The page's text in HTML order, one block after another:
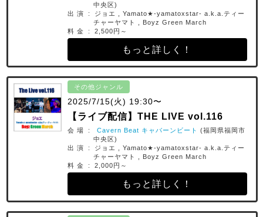
中央区)
出 演 : ジョエ , Yamato★-yamatoxstar- a.k.a.ティー
チャーヤマト , Boyz Green March
料 金 : 2,500円～
もっと詳しく！
その他ジャンル
2025/7/15(火) 19:30〜
【ライブ配信】THE LIVE vol.116
会 場 : Cavern Beat キャバーンビート (福岡県福岡市
中央区)
出 演 : ジョエ , Yamato★-yamatoxstar- a.k.a.ティー
チャーヤマト , Boyz Green March
料 金 : 2,000円～
もっと詳しく！